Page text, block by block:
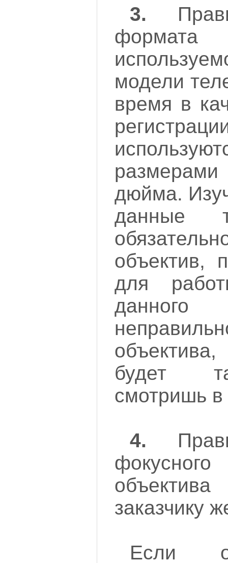
3.
модели
время в
дюйма.
данные
объектив,
для
будет
смотришь в
4.
заказчику
Если